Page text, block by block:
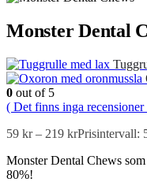
Monster Dental
0 out of 5
( Det finns inga recensioner
59 kr – 219 krPrisintervall:
Monster Dental Chews
80%!